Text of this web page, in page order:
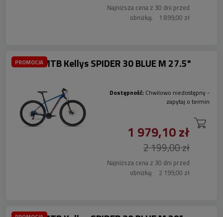
Najniższa cena z 30 dni przed
obniżką:
1 899,00 zł
Rower MTB Kellys SPIDER 30 BLUE M 27.5"
Dostępność: Chwilowo niedostępny -
zapytaj o termin
1 979,10 zł
2 199,00 zł
Najniższa cena z 30 dni przed
obniżką:
2 199,00 zł
PROMOCJA